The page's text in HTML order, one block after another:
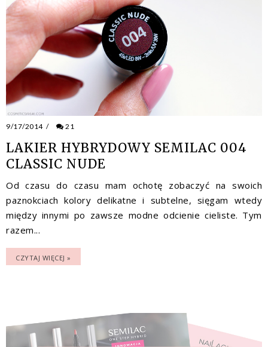
9/17/2014 / 21
LAKIER HYBRYDOWY SEMILAC 004
CLASSIC NUDE
Od czasu do czasu mam ochotę zobaczyć na swoich
paznokciach kolory delikatne i subtelne, sięgam wtedy
między innymi po zawsze modne odcienie cieliste. Tym
razem...
CZYTAJ WIĘCEJ »